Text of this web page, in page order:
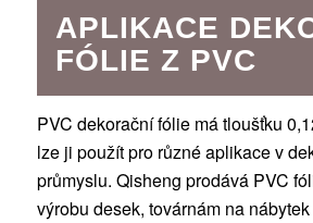
APLIKACE
FÓLIE Z PVC
PVC dekorační fólie má tloušťku
lze ji použít pro různé aplikace v
průmyslu. Qisheng prodává PVC
výrobu desek, továrnám na